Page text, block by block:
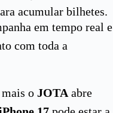
acumular bilhetes.
em tempo real e
com toda a
o JOTA abre